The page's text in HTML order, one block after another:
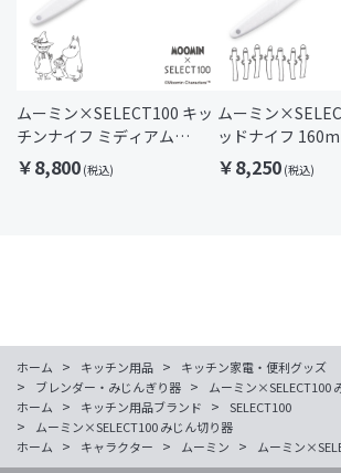
ムーミン×SELECT100 キッ
チンナイフ ミディアム
145mm
￥8,800
ムーミン
ッドナイフ
￥8,250
ホーム > キッチン用品 > キッチン家電・便利グッズ
> ブレンダー・みじんぎり器 >
ムーミン×SELECT100
ホーム
> キッチン用品ブランド > SELECT100
>
ムーミン×SELECT100 みじん切り器
ホーム
> キャラクター > ムーミン > ムーミン